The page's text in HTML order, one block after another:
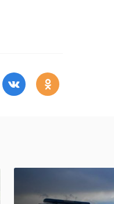
Из
отправили